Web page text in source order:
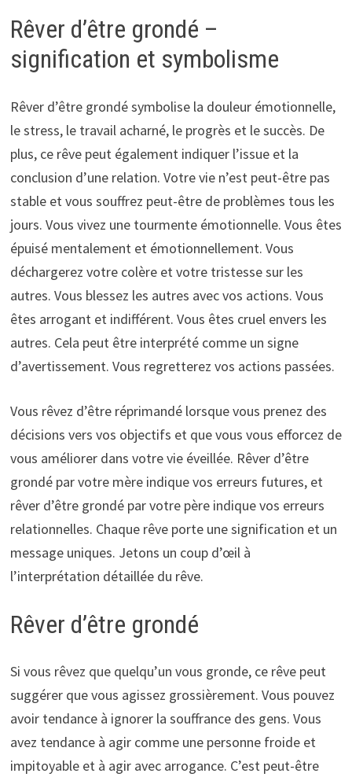
Rêver d’être grondé –
signification et symbolisme
Rêver d’être grondé symbolise la douleur émotionnelle,
le stress, le travail acharné, le progrès et le succès. De
plus, ce rêve peut également indiquer l’issue et la
conclusion d’une relation. Votre vie n’est peut-être pas
stable et vous souffrez peut-être de problèmes tous les
jours. Vous vivez une tourmente émotionnelle. Vous êtes
épuisé mentalement et émotionnellement. Vous
déchargerez votre colère et votre tristesse sur les
autres. Vous blessez les autres avec vos actions. Vous
êtes arrogant et indifférent. Vous êtes cruel envers les
autres. Cela peut être interprété comme un signe
d’avertissement. Vous regretterez vos actions passées.
Vous rêvez d’être réprimandé lorsque vous prenez des
décisions vers vos objectifs et que vous vous efforcez de
vous améliorer dans votre vie éveillée. Rêver d’être
grondé par votre mère indique vos erreurs futures, et
rêver d’être grondé par votre père indique vos erreurs
relationnelles. Chaque rêve porte une signification et un
message uniques. Jetons un coup d’œil à
l’interprétation détaillée du rêve.
Rêver d’être grondé
Si vous rêvez que quelqu’un vous gronde, ce rêve peut
suggérer que vous agissez grossièrement. Vous pouvez
avoir tendance à ignorer la souffrance des gens. Vous
avez tendance à agir comme une personne froide et
impitoyable et à agir avec arrogance. C’est peut-être